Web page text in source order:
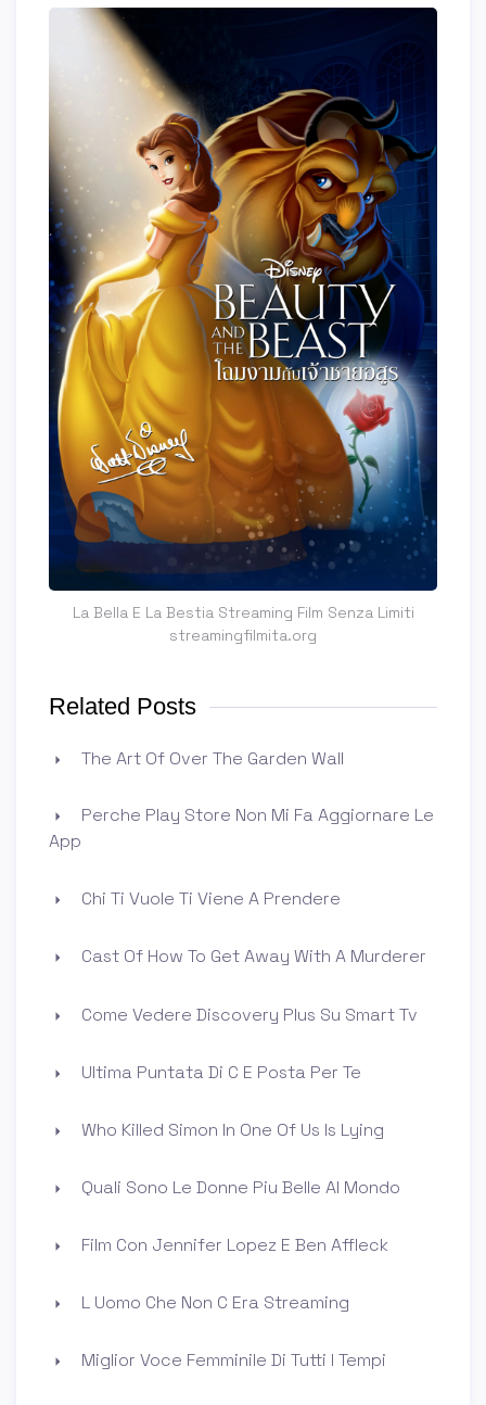
La Bella E La Bestia Streaming Film Senza Limiti
streamingfilmita.org
Related Posts
The Art Of Over The Garden Wall
Perche Play Store Non Mi Fa Aggiornare Le
App
Chi Ti Vuole Ti Viene A Prendere
Cast Of How To Get Away With A Murderer
Come Vedere Discovery Plus Su Smart Tv
Ultima Puntata Di C E Posta Per Te
Who Killed Simon In One Of Us Is Lying
Quali Sono Le Donne Piu Belle Al Mondo
Film Con Jennifer Lopez E Ben Affleck
L Uomo Che Non C Era Streaming
Miglior Voce Femminile Di Tutti I Tempi